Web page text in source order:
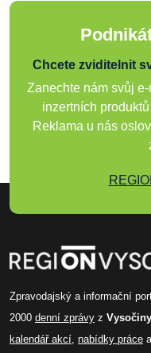
Chcete zviditelnit
Zanechte nám svůj
inzertních
Reklama u nás
Zpravodajský a informační
2000 denní zprávy z Vysočiny
kalendář akcí nabídky práce